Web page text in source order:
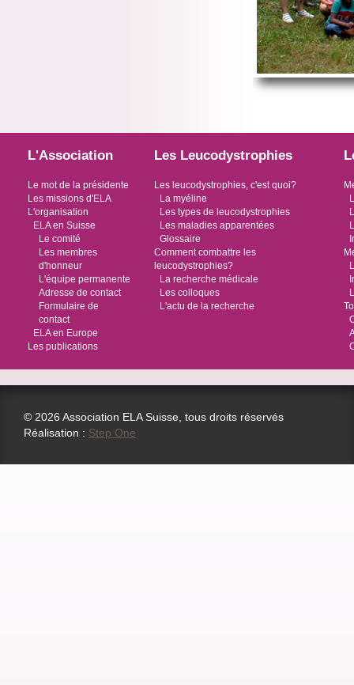
L'Association
Le mot de la présidente
Les missions d'ELA
L'organisation
ELA en Suisse
Le comité
Les membres
d'honneur
L'équipe permanente
Adresse de contact
Formulaire de
contact
ELA en Europe
Les publications
Les Leucodystrophies
Les leucodystrophies, c'est quoi?
La myéline
Les types de leucodystrophies
Les maladies apparentées
Glossaire
Comment combattre les
leucodystrophies?
La recherche médicale
Les colloques
L'actu de la recherche
© 2026 Association ELA Suisse, tous droits réservés
Réalisation : Step One